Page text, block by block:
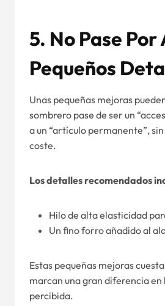
5. No Pase Por
Pequeños
Unas pequeñas mejoras
sombrero pase de ser un
a un “artículo permanente”,
coste.
Los detalles recomendados
Hilo de alta elasticidad
Un fino forro añadido al
Estas pequeñas mejoras
marcan una gran diferencia en
percibida.